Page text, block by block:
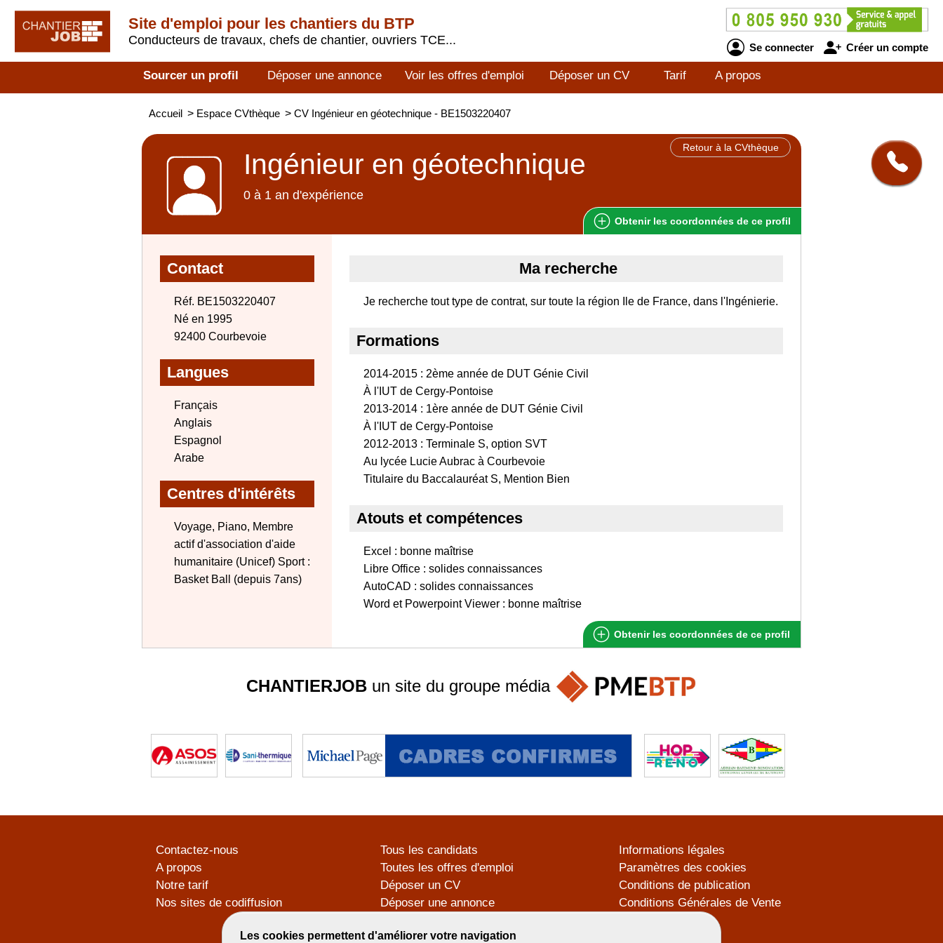
Site d'emploi pour les chantiers du BTP
Conducteurs de travaux, chefs de chantier, ouvriers TCE...
Se connecter Créer un compte
Sourcer un profil Déposer une annonce Voir les offres d'emploi Déposer un CV Tarif A propos
Accueil > Espace CVthèque > CV Ingénieur en géotechnique - BE1503220407
Retour à la CVthèque
Ingénieur en géotechnique
0 à 1 an d'expérience
Obtenir les coordonnées de ce profil
Contact
Réf. BE1503220407
Né en 1995
92400 Courbevoie
Langues
Français
Anglais
Espagnol
Arabe
Centres d'intérêts
Voyage, Piano, Membre
actif d'association d'aide
humanitaire (Unicef) Sport :
Basket Ball (depuis 7ans)
Ma recherche
Je recherche tout type de contrat, sur toute la région Ile de France, dans l'Ingénierie.
Formations
2014-2015 : 2ème année de DUT Génie Civil
À l'IUT de Cergy-Pontoise
2013-2014 : 1ère année de DUT Génie Civil
À l'IUT de Cergy-Pontoise
2012-2013 : Terminale S, option SVT
Au lycée Lucie Aubrac à Courbevoie
Titulaire du Baccalauréat S, Mention Bien
Atouts et compétences
Excel : bonne maîtrise
Libre Office : solides connaissances
AutoCAD : solides connaissances
Word et Powerpoint Viewer : bonne maîtrise
Obtenir les coordonnées de ce profil
Les cookies permettent d'améliorer votre navigation
CHANTIERJOBun site du groupe média
Contactez-nous
A propos
Notre tarif
Nos sites de codiffusion
Tous les candidats
Toutes les offres d'emploi
Déposer un CV
Déposer une annonce
Informations légales
Paramètres des cookies
Conditions de publication
Conditions Générales de Vente